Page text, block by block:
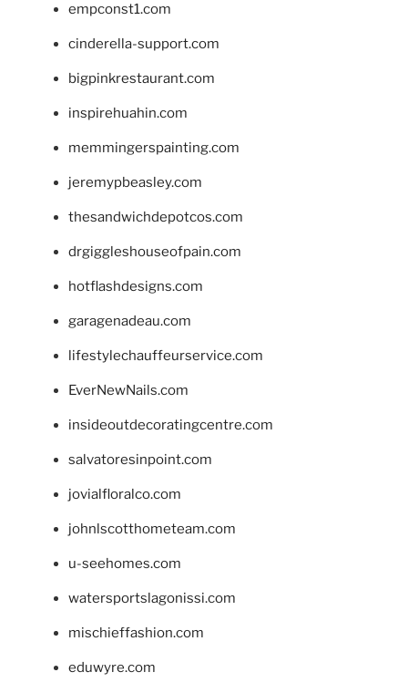
empconst1.com
cinderella-support.com
bigpinkrestaurant.com
inspirehuahin.com
memmingerspainting.com
jeremypbeasley.com
thesandwichdepotcos.com
drgiggleshouseofpain.com
hotflashdesigns.com
garagenadeau.com
lifestylechauffeurservice.com
EverNewNails.com
insideoutdecoratingcentre.com
salvatoresinpoint.com
jovialfloralco.com
johnlscotthometeam.com
u-seehomes.com
watersportslagonissi.com
mischieffashion.com
eduwyre.com